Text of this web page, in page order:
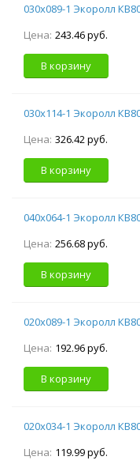
030х089-1 Экоролл
Цена: 243.46 руб.
В корзину
030х114-1 Экоролл
Цена: 326.42 руб.
В корзину
040х064-1 Экоролл
Цена: 256.68 руб.
В корзину
020х089-1 Экоролл
Цена: 192.96 руб.
В корзину
020х034-1 Экоролл
Цена: 119.99 руб.